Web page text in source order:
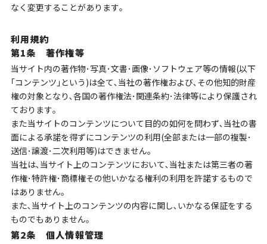
なく変更することがあります｡
利用規約
第1条 著作権等
当サイト内の著作物･写真･文書･画像･ソフトウェア等の情報(以下
｢コンテンツ｣という)は全て､当社の著作権および､その他知的財産
権の対象となり､各国の著作権法･関連条約･法律等により保護され
ております｡
また当サイトのコンテンツについて目的の如何を問わず､当社の書
面による承諾を得ずにコンテンツの利用(全部または一部の複製･
送信･譲渡･二次利用等)はできません｡
当社は､当サイト上のコンテンツにおいて､当社または第三者の著
作権･特許権･商標権その他いかなる権利の利用を許諾するもので
はありません｡
また､当サイト上のコンテンツの内容に関し､いかなる保証をする
ものでもありません｡
第2条 個人情報管理